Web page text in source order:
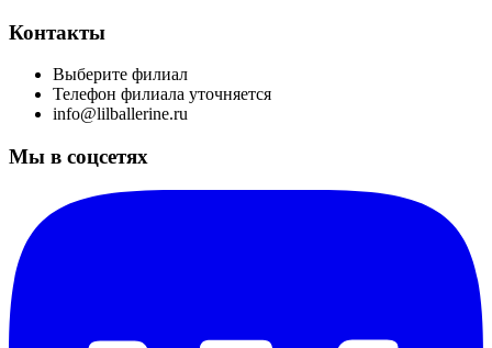
Контакты
Выберите филиал
Телефон филиала уточняется
info@lilballerine.ru
Мы в соцсетях